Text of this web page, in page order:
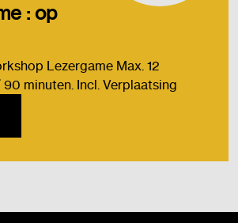
: op
Lezergame Max. 12
minuten. Incl. Verplaatsing